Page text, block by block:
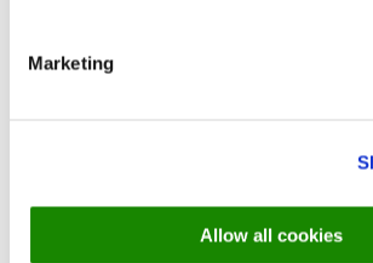
Marketing
Allow all cookies
domeniul ospitalității. Personalul nu
Din ce în ce mai multe restaurante se
pe o mai bună angajare, formare și